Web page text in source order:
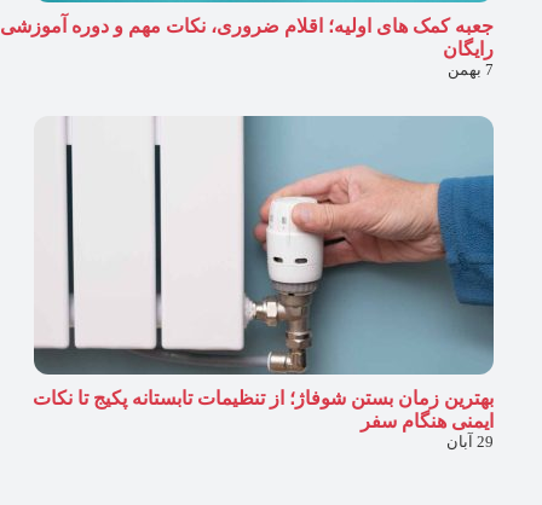
جعبه کمک های اولیه؛ اقلام ضروری، نکات مهم و دوره آموزشی
رایگان
7 بهمن
بهترین زمان بستن شوفاژ؛ از تنظیمات تابستانه پکیج تا نکات
ایمنی هنگام سفر
29 آبان